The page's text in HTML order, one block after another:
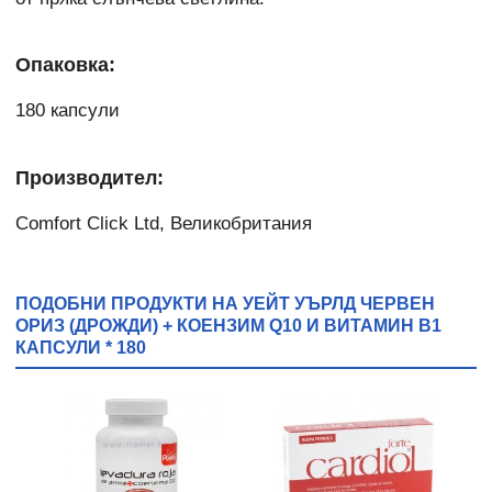
Опаковка:
180 капсули
Производител:
Comfort Click Ltd, Великобритания
ПОДОБНИ ПРОДУКТИ НА УЕЙТ УЪРЛД ЧЕРВЕН
ОРИЗ (ДРОЖДИ) + КОЕНЗИМ Q10 И ВИТАМИН B1
КАПСУЛИ * 180